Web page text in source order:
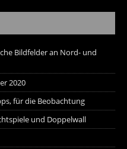
Bildfelder an Nord- und
2020
für die Beobachtung
und Doppelwall